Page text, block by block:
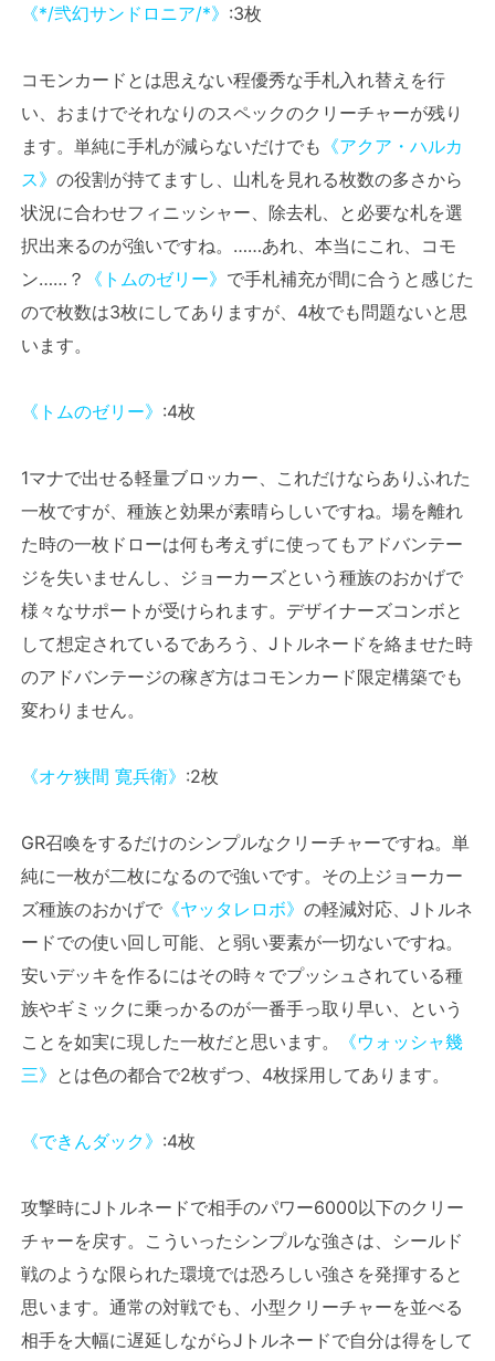
《*/弐幻サンドロニア/*》 :3枚
コモンカードとは思えない程優秀な手札入れ替えを行
い、おまけでそれなりのスペックのクリーチャーが残り
ます。単純に手札が減らないだけでも 《アクア・ハルカ
ス》 の役割が持てますし、山札を見れる枚数の多さから
状況に合わせフィニッシャー、除去札、と必要な札を選
択出来るのが強いですね。……あれ、本当にこれ、コモ
ン……？
《トムのゼリー》 で手札補充が間に合うと感じた
ので枚数は3枚にしてありますが、4枚でも問題ないと思
います。
《トムのゼリー》 :4枚
1マナで出せる軽量ブロッカー、これだけならありふれた
一枚ですが、種族と効果が素晴らしいですね。場を離れ
た時の一枚ドローは何も考えずに使ってもアドバンテー
ジを失いませんし、ジョーカーズという種族のおかげで
様々なサポートが受けられます。デザイナーズコンボと
して想定されているであろう、Jトルネードを絡ませた時
のアドバンテージの稼ぎ方はコモンカード限定構築でも
変わりません。
《オケ狭間 寛兵衛》 :2枚
GR召喚をするだけのシンプルなクリーチャーですね。単
純に一枚が二枚になるので強いです。その上ジョーカー
ズ種族のおかげで 《ヤッタレロボ》 の軽減対応、Jトルネ
ードでの使い回し可能、と弱い要素が一切ないですね。
安いデッキを作るにはその時々でプッシュされている種
族やギミックに乗っかるのが一番手っ取り早い、という
ことを如実に現した一枚だと思います。
《ウォッシャ幾
三》 とは色の都合で2枚ずつ、4枚採用してあります。
《できんダック》 :4枚
攻撃時にJトルネードで相手のパワー6000以下のクリー
チャーを戻す。こういったシンプルな強さは、シールド
戦のような限られた環境では恐ろしい強さを発揮すると
思います。通常の対戦でも、小型クリーチャーを並べる
相手を大幅に遅延しながらJトルネードで自分は得をして